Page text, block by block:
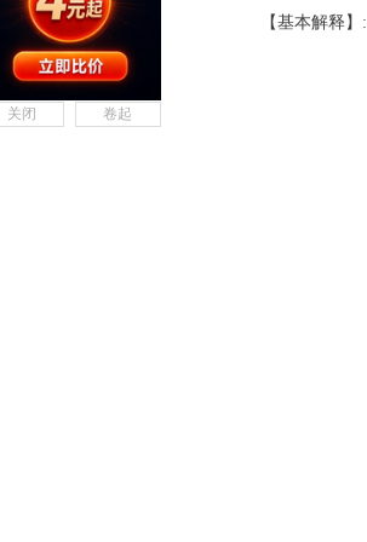
【基本解释】:
关闭 卷起